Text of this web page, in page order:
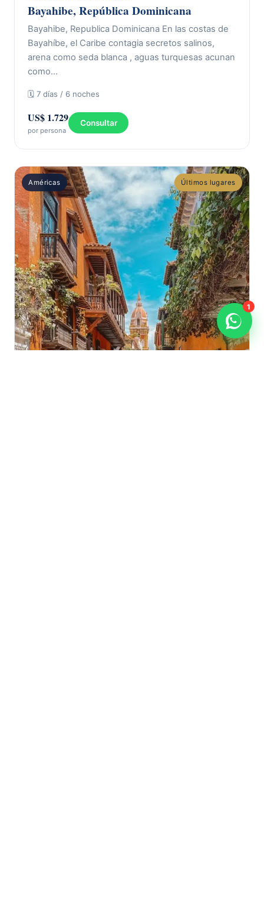
Bayahibe, República Dominicana
Bayahibe, Republica Dominicana En las costas de
Bayahíbe, el Caribe contagia secretos salinos,
arena como seda blanca , aguas turquesas acunan
como…
🗓 7 días / 6 noches
US$ 1.729
por persona
Consultar
Américas Últimos lugares
1